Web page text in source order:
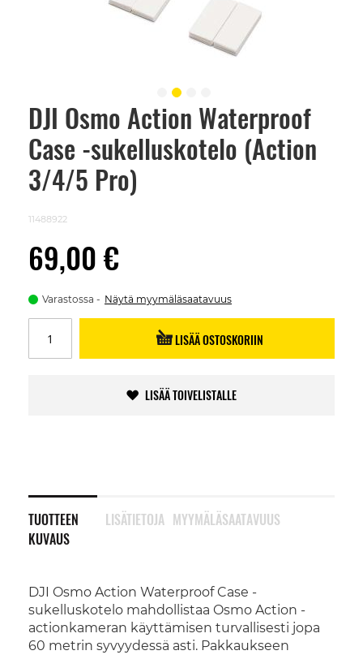
DJI Osmo Action Waterproof
Case -sukelluskotelo (Action
3/4/5 Pro)
11488922
69,00 €
Varastossa Näytä myymäläsaatavuus
LISÄÄ OSTOSKORIIN
LISÄÄ TOIVELISTALLE
TUOTTEEN
KUVAUS
DJI Osmo Action Waterproof Case -
sukelluskotelo mahdollistaa Osmo Action -
actionkameran käyttämisen turvallisesti jopa
60 metrin syvyydessä asti. Pakkaukseen
LISÄTIETOJA MYYMÄLÄSAATAVUUS
Skip
beginning
images